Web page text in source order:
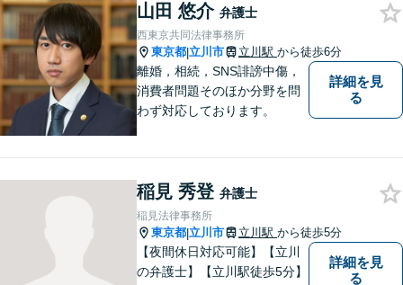
山田 悠介 弁護士
西東京共同法律事務所
東京都|立川市 立川駅 から徒歩6分
離婚，相続，SNS誹謗中傷，
消費者問題そのほか分野を問
わず対応しております。
詳細を見
る
稲見 秀登 弁護士
稲見法律事務所
東京都|立川市 立川駅 から徒歩5分
【夜間休日対応可能】【立川
の弁護士】【立川駅徒歩5分】
詳細を見
る